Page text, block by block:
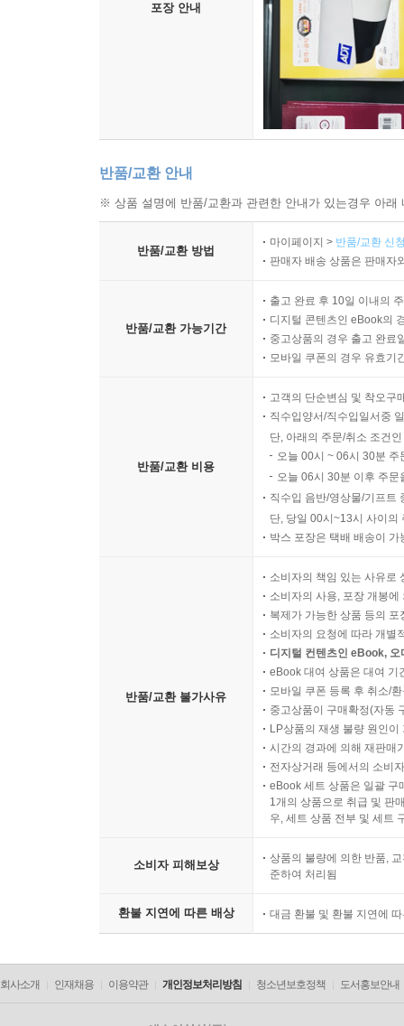
포장 안내
반품/교환 안내
※ 상품 설명에 반품/교환과 관련한 안내가 있는경우 아
반품/교환 방법
마이페이지 > 반품/교환 신
판매자 배송 상품은 판매자
반품/교환 가능기간
출고 완료 후 10일 이내의
디지털 콘텐츠인 eBook의
중고상품의 경우 출고 완료
모바일 쿠폰의 경우 유효기
반품/교환 비용
고객의 단순변심 및 착오구
직수입양서/직수입일서중
단, 아래의 주문/취소 조건
오늘 00시 ~ 06시 30분
오늘 06시 30분 이후 주
직수입 음반/영상물/기프트
단, 당일 00시~13시 사이의
박스 포장은 택배 배송이
반품/교환 불가사유
소비자의 책임 있는 사유로
소비자의 사용, 포장 개봉
복제가 가능한 상품 등의
소비자의 요청에 따라 개별
디지털 컨텐츠인 eBook,
eBook 대여 상품은 대여 기
모바일 쿠폰 등록 후 취소/
중고상품이 구매확정(자동
LP상품의 재생 불량 원인
시간의 경과에 의해 재판매
전자상거래 등에서의 소비
eBook 세트 상품은 일괄 구
1개의 상품으로 취급 및 판
우, 세트 상품 전부 및 세트
소비자 피해보상
상품의 불량에 의한 반품,
준하여 처리됨
환불 지연에 따른 배상 대금 환불 및 환불 지연에
회사소개 인재채용 이용약관 개인정보처리방침 청소년보호정책 도서홍보안내